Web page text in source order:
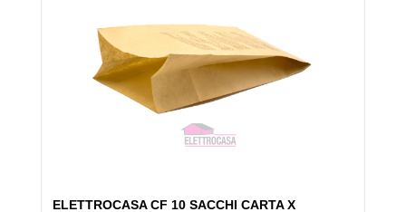
ELETTROCASA CF 10 SACCHI CARTA X